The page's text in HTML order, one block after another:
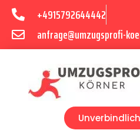
+4915792644442
anfrage@umzugsprofi-